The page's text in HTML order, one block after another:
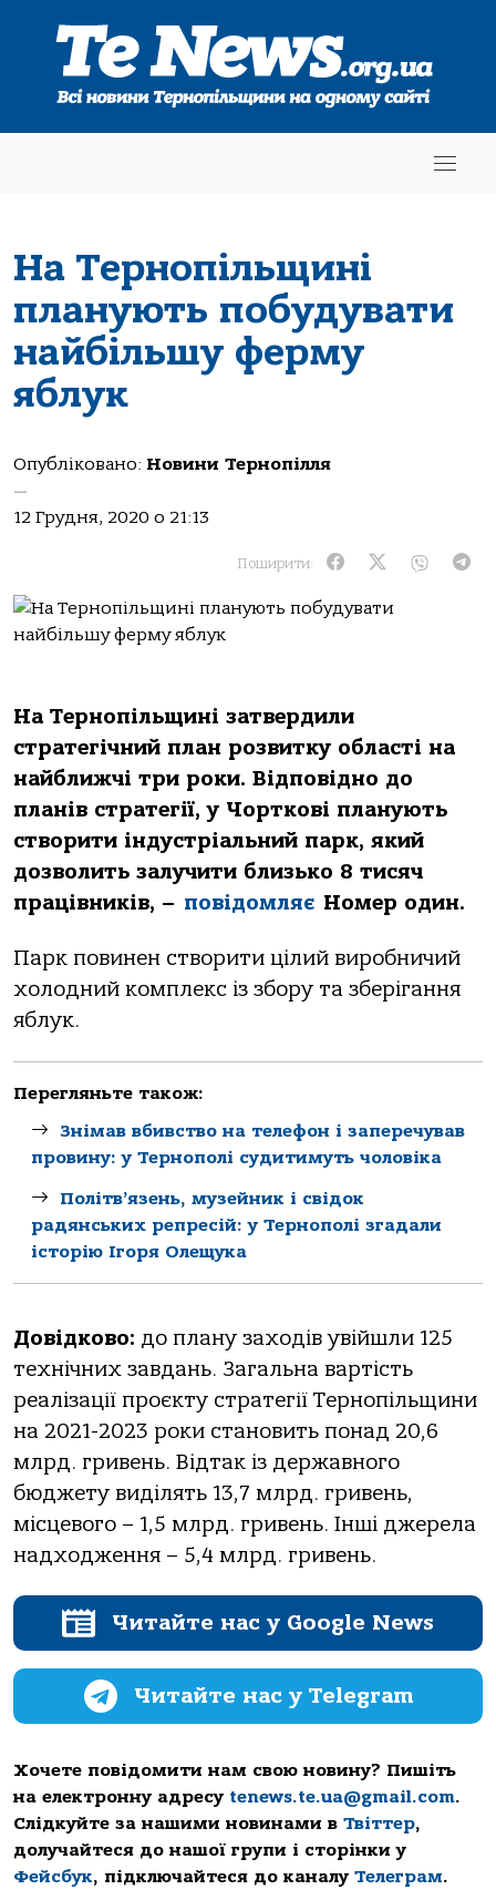
На Тернопільщині
планують побудувати
найбільшу ферму
яблук
Опубліковано: Новини Тернопілля
—
12 Грудня, 2020 о 21:13
Поширити:
На Тернопільщині затвердили
стратегічний план розвитку області на
найближчі три роки. Відповідно до
планів стратегії, у Чорткові планують
створити індустріальний парк, який
дозволить залучити близько 8 тисяч
працівників, – повідомляє Номер один.
Парк повинен створити цілий виробничий
холодний комплекс із збору та зберігання
яблук.
Перегляньте також:
Знімав вбивство на телефон і заперечував
провину: у Тернополі судитимуть чоловіка
Політв’язень, музейник і свідок
радянських репресій: у Тернополі згадали
історію Ігоря Олещука
Довідково: до плану заходів увійшли 125
технічних завдань. Загальна вартість
реалізації проєкту стратегії Тернопільщини
на 2021-2023 роки становить понад 20,6
млрд. гривень. Відтак із державного
бюджету виділять 13,7 млрд. гривень,
місцевого – 1,5 млрд. гривень. Інші джерела
надходження – 5,4 млрд. гривень.
Читайте нас у Google News
Читайте нас у Telegram
Хочете повідомити нам свою новину? Пишіть
на електронну адресу tenews.te.ua@gmail.com.
Слідкуйте за нашими новинами в Твіттер,
долучайтеся до нашої групи і сторінки у
Фейсбук, підключайтеся до каналу Телеграм.